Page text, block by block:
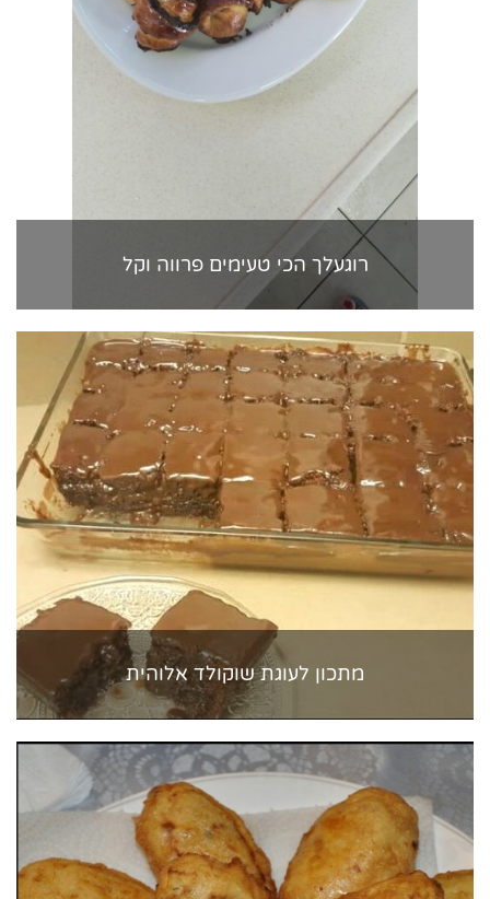
רוגעלך הכי טעימים פרווה וקל
מתכון לעוגת שוקולד אלוהית